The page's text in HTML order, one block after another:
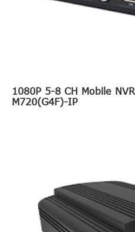
1080P 5-8 CH Mobile
M720(G4F)-IP